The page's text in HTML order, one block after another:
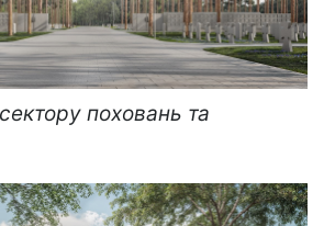
сектору поховань та